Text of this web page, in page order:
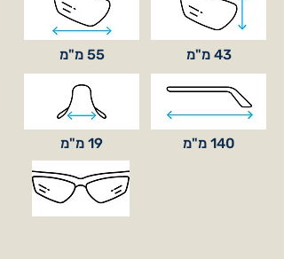
55 מ"מ 43 מ"מ
19 מ"מ 140 מ"מ